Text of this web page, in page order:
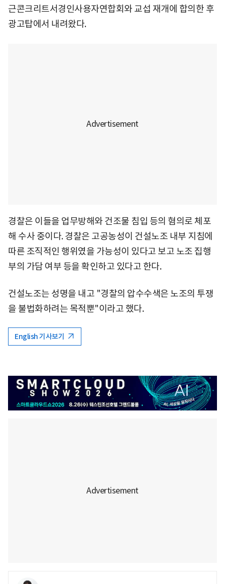
근콘크리트서경인사용자연합회와 교섭 재개에 합의한 후
광고탑에서 내려왔다.
경찰은 이들을 업무방해와 건조물 침입 등의 혐의로 체포
해 수사 중이다. 경찰은 고공농성이 건설노조 내부 지침에
따른 조직적인 행위였을 가능성이 있다고 보고 노조 집행
부의 가담 여부 등을 확인하고 있다고 한다.
건설노조는 성명을 내고 "경찰의 압수수색은 노조의 투쟁
을 불법화하려는 목적뿐"이라고 했다.
English 기사보기